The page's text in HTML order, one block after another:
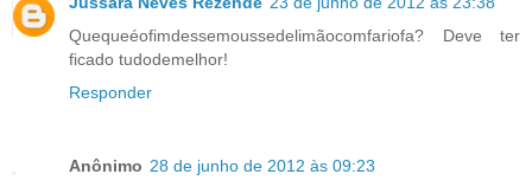
Quequeéofimdessemoussedelimãocomfariofa? Deve ter
ficado tudodemelhor!
Responder
Anônimo 28 de junho de 2012 às 09:23